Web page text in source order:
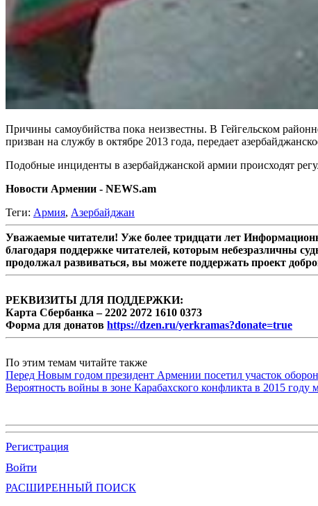
Причины самоубийства пока неизвестны. В Гейгельском
призван на службу в октябре 2013 года, передает
Подобные инциденты в азербайджанской армии происходят
Новости Армении - NEWS.am
Теги: Армия, Азербайджан
Уважаемые читатели! Уже более тридцати лет
благодаря поддержке читателей, которым небезразличны
продолжал развиваться, вы можете поддержать проект
РЕКВИЗИТЫ ДЛЯ ПОДДЕРЖКИ:
Карта Сбербанка – 2202 2072 1610 0373
Форма для донатов https://dzen.ru/yerkramas?donate=true
По этим темам читайте также
Перед Новым годом президент Армении посетил участок
Вероятность войны в зоне Карабахского конфликта в 2015 году
Регистрация
Войти
РАСШИРЕННЫЙ ПОИСК